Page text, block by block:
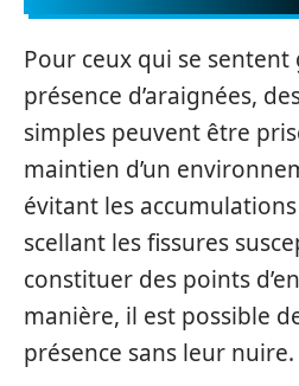
Pour ceux qui se sentent
présence d’araignées,
simples peuvent être
maintien d’un
évitant les
scellant les fissures
constituer des points
manière, il est possible
présence sans leur nuire.